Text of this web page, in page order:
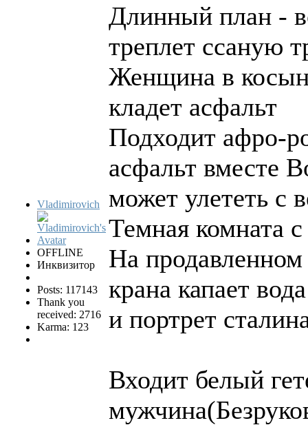
Vladimirovich
OFFLINE
Инквизитор
Posts: 117143
Thank you
received: 2716
Karma: 123
Длинный план -
треплет ссаную
Женщина в
кладет асфальт
Подходит афрo-
асфальт вместе
может улететь с
Темная комната
На продавленном
крана капает
и портрет
Входит белый